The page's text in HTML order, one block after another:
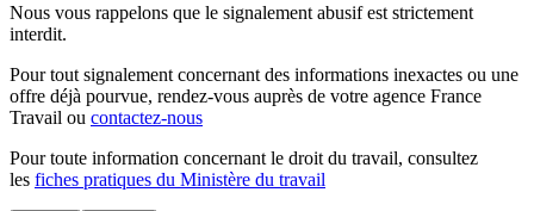
Nous vous rappelons que le signalement abusif est strictement
interdit.
Pour tout signalement concernant des informations inexactes ou une
offre déjà pourvue, rendez-vous auprès de votre agence France
Travail ou contactez-nous
Pour toute information concernant le droit du travail, consultez
les fiches pratiques du Ministère du travail